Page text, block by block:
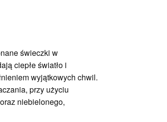
świeczki w
ciepłe światło i
wyjątkowych chwil.
przy użyciu
niebielonego,